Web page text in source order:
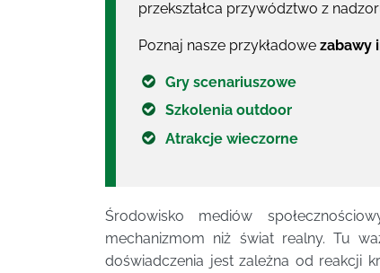
przekształca przywództwo z
Poznaj nasze przykładowe zabawy
Gry scenariuszowe
Szkolenia outdoor
Atrakcje wieczorne
Środowisko mediów
mechanizmom niż świat realny. Tu
doświadczenia jest zależna od reakcji